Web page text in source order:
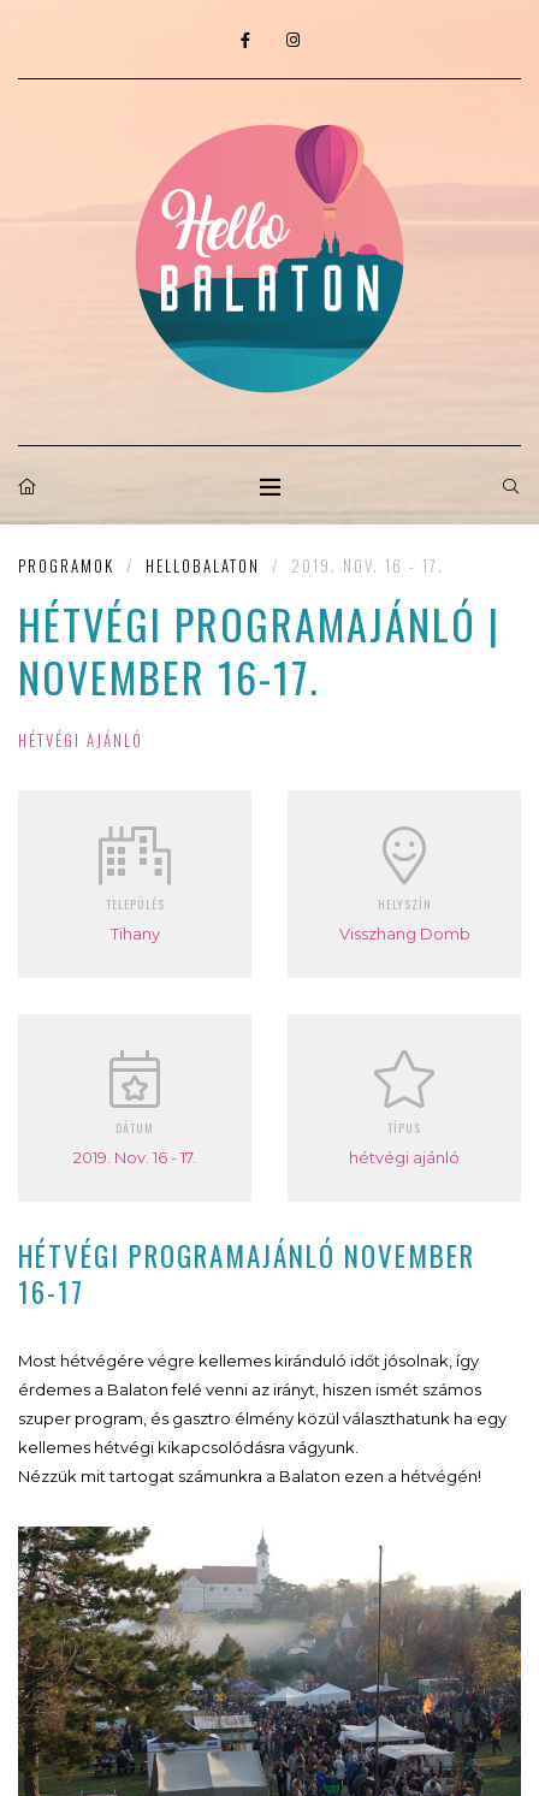
PROGRAMOK / HELLOBALATON / 2019. NOV. 16 - 17.
HÉTVÉGI PROGRAMAJÁNLÓ |
NOVEMBER 16-17.
HÉTVÉGI AJÁNLÓ
TELEPÜLÉS
Tihany
HELYSZÍN
Visszhang Domb
DÁTUM
2019. Nov. 16 - 17.
TÍPUS
hétvégi ajánló
HÉTVÉGI PROGRAMAJÁNLÓ NOVEMBER
16-17
Most hétvégére végre kellemes kiránduló időt jósolnak, így
érdemes a Balaton felé venni az irányt, hiszen ismét számos
szuper program, és gasztro élmény közül választhatunk ha egy
kellemes hétvégi kikapcsolódásra vágyunk.
Nézzük mit tartogat számunkra a Balaton ezen a hétvégén!